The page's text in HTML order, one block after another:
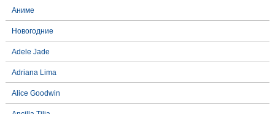
Аниме
Новогодние
Adele Jade
Adriana Lima
Alice Goodwin